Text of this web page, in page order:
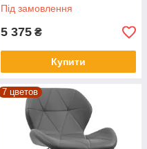
Під замовлення
5 375 ₴
Купити
7 цветов